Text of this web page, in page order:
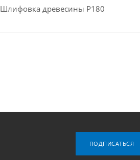
Шлифовка древесины Р180
ПОДПИСАТЬСЯ